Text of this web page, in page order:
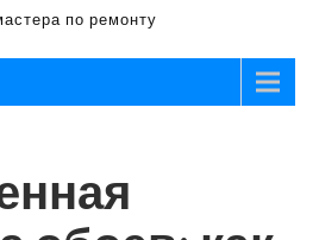
по ремонту